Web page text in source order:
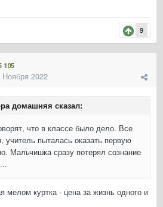
9
105
Ноября 2022
домашняя сказал:
что в классе было дело. Все
учитель пыталась оказать первую
Мальчишка сразу потерял сознание
мелом куртка - цена за жизнь одного и